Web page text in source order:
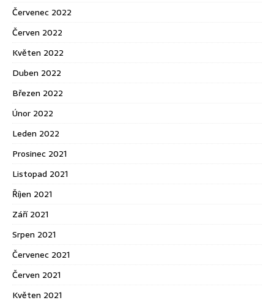
Červenec 2022
Červen 2022
Květen 2022
Duben 2022
Březen 2022
Únor 2022
Leden 2022
Prosinec 2021
Listopad 2021
Říjen 2021
Září 2021
Srpen 2021
Červenec 2021
Červen 2021
Květen 2021